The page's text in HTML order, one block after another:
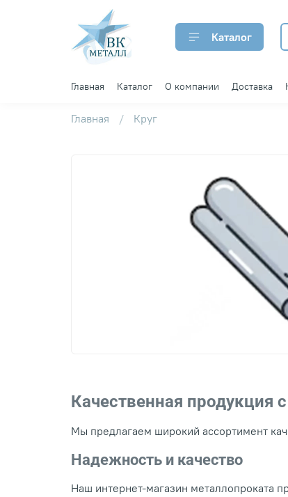
Каталог
Главная Каталог О компании Доставка
Главная Круг
Качественная продукция
Мы предлагаем широкий ассортимент
Надежность и качество
Наш интернет-магазин металлопроката